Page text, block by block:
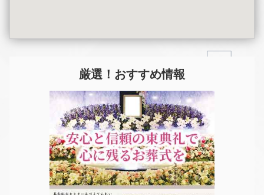
厳選！おすすめ情報